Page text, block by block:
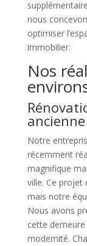
nous
optimiser
immobilier.
Nos
Notre
récemment
magnifique
ville. Ce projet
mais notre
Nous avons
cette
modernité.